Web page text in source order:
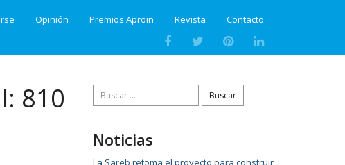
Opinión Premios Aproin Revista Contacto
810
Buscar:
Noticias
La Sareb retoma el proyecto para construir